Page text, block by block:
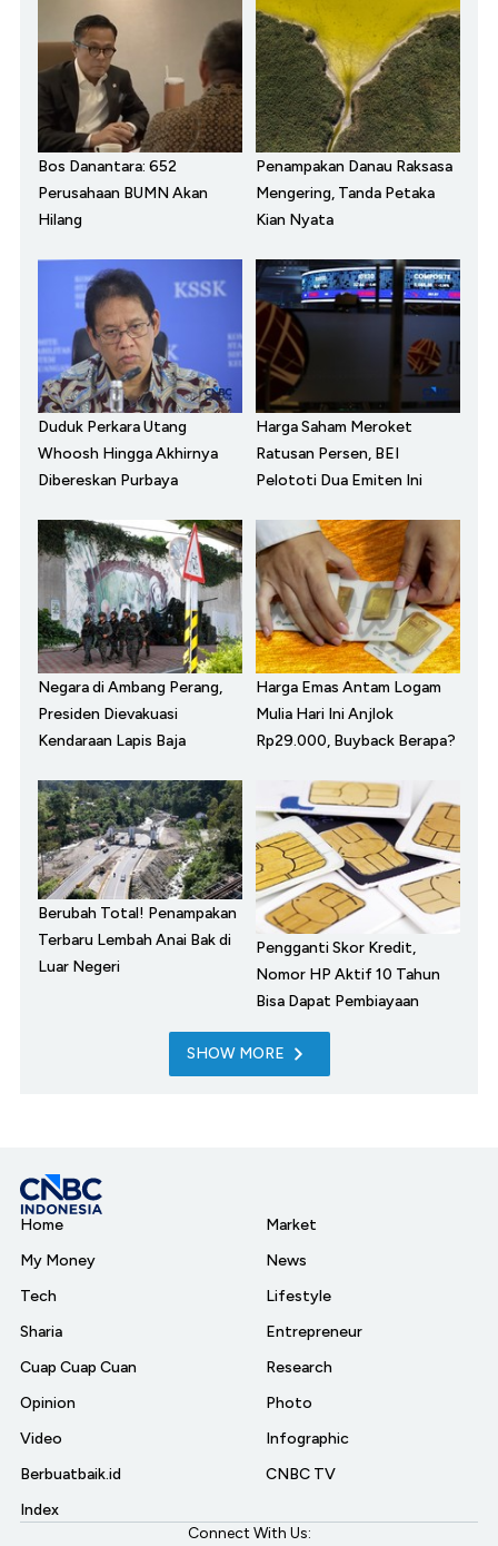
Bos Danantara: 652
Perusahaan BUMN Akan
Hilang
Penampakan Danau Raksasa
Mengering, Tanda Petaka
Kian Nyata
Duduk Perkara Utang
Whoosh Hingga Akhirnya
Dibereskan Purbaya
Harga Saham Meroket
Ratusan Persen, BEI
Pelototi Dua Emiten Ini
Negara di Ambang Perang,
Presiden Dievakuasi
Kendaraan Lapis Baja
Harga Emas Antam Logam
Mulia Hari Ini Anjlok
Rp29.000, Buyback Berapa?
Berubah Total! Penampakan
Terbaru Lembah Anai Bak di
Luar Negeri
Pengganti Skor Kredit,
Nomor HP Aktif 10 Tahun
Bisa Dapat Pembiayaan
SHOW MORE
Home
My Money
Tech
Sharia
Cuap Cuap Cuan
Opinion
Video
Berbuatbaik.id
Index
Market
News
Lifestyle
Entrepreneur
Research
Photo
Infographic
CNBC TV
Connect With Us: